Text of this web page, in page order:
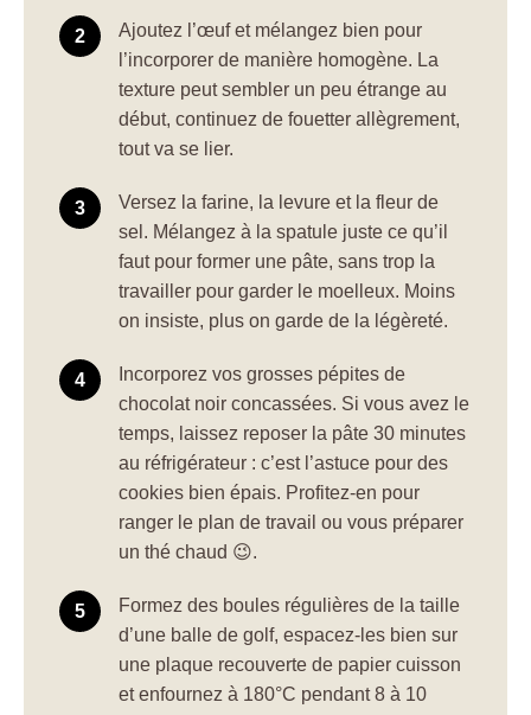
Ajoutez l’œuf et mélangez bien pour
l’incorporer de manière homogène. La
texture peut sembler un peu étrange au
début, continuez de fouetter allègrement,
tout va se lier.
Versez la farine, la levure et la fleur de
sel. Mélangez à la spatule juste ce qu’il
faut pour former une pâte, sans trop la
travailler pour garder le moelleux. Moins
on insiste, plus on garde de la légèreté.
Incorporez vos grosses pépites de
chocolat noir concassées. Si vous avez le
temps, laissez reposer la pâte 30 minutes
au réfrigérateur : c’est l’astuce pour des
cookies bien épais. Profitez-en pour
ranger le plan de travail ou vous préparer
un thé chaud 😉.
Formez des boules régulières de la taille
d’une balle de golf, espacez-les bien sur
une plaque recouverte de papier cuisson
et enfournez à 180°C pendant 8 à 10